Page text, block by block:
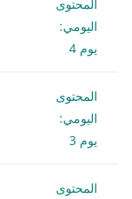
المحتوى
اليومي:
يوم 4
المحتوى
اليومي:
يوم 3
المحتوى